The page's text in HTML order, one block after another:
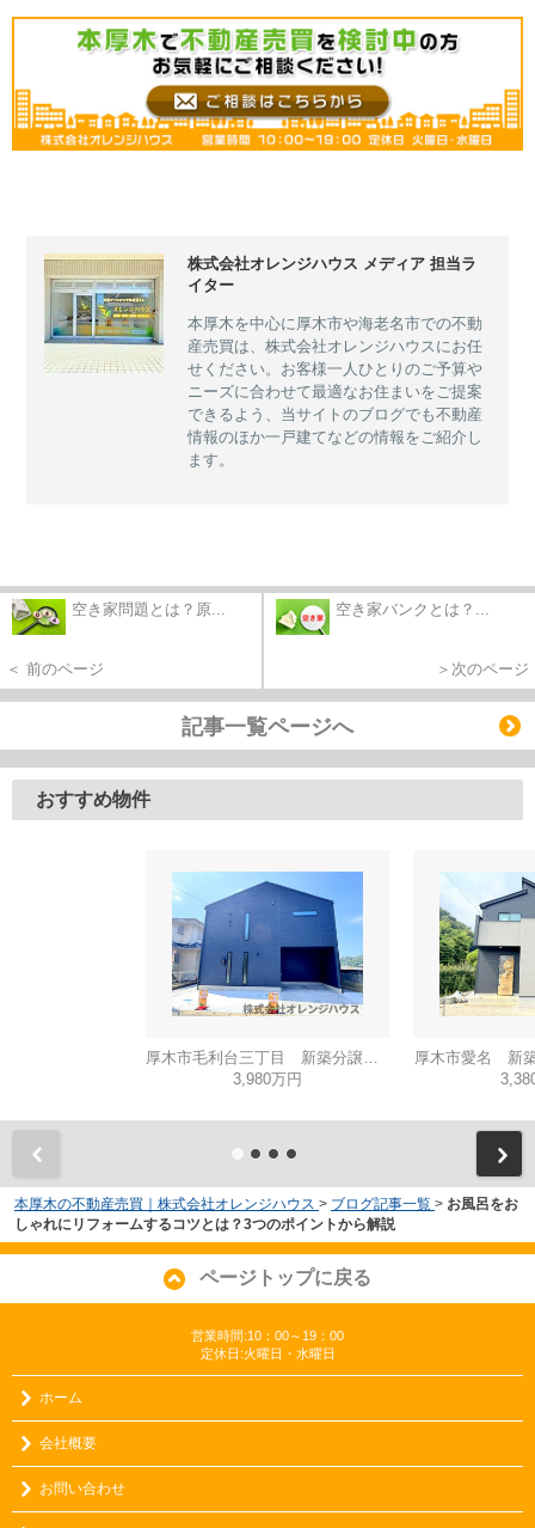
株式会社オレンジハウス メディア 担当ラ
イター
本厚木を中心に厚木市や海老名市での不動
産売買は、株式会社オレンジハウスにお任
せください。お客様一人ひとりのご予算や
ニーズに合わせて最適なお住まいをご提案
できるよう、当サイトのブログでも不動産
情報のほか一戸建てなどの情報をご紹介し
ます。
空き家問題とは？原...
＜ 前のページ
空き家バンクとは？...
＞次のページ
記事一覧ページへ
おすすめ物件
厚木市毛利台三丁目 新築分譲住宅 全1棟
3,980万円
厚木市愛名 新
本厚木の不動産売買｜株式会社オレンジハウス > ブログ記事一覧 > お風呂をお
しゃれにリフォームするコツとは？3つのポイントから解説
ページトップに戻る
営業時間:10：00～19：00
定休日:火曜日・水曜日
ホーム
会社概要
お問い合わせ